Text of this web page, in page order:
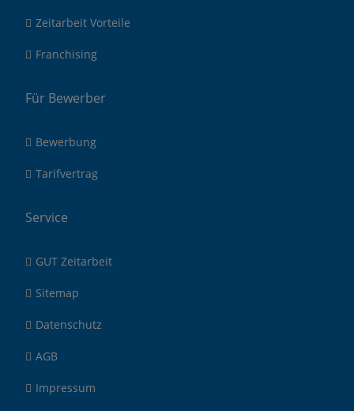
Zeitarbeit Vorteile
Franchising
Für Bewerber
Bewerbung
Tarifvertrag
Service
GUT Zeitarbeit
Sitemap
Datenschutz
AGB
Impressum